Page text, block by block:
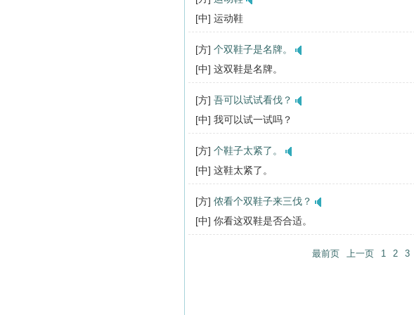
[中] 运动鞋
[方] 个双鞋子是名牌。
[中] 这双鞋是名牌。
[方] 吾可以试试看伐？
[中] 我可以试一试吗？
[方] 个鞋子太紧了。
[中] 这鞋太紧了。
[方] 侬看个双鞋子来三伐？
[中] 你看这双鞋是否合适。
最前页 上一页 1 2 3